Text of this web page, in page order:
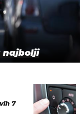
najbolji
7